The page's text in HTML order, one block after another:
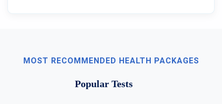
MOST RECOMMENDED HEALTH PACKAGES
Popular Tests